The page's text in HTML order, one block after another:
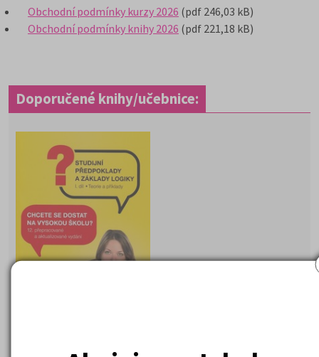
Obchodní podmínky kurzy 2026 (pdf 246,03 kB)
Obchodní podmínky knihy 2026 (pdf 221,18 kB)
Doporučené knihy/učebnice: